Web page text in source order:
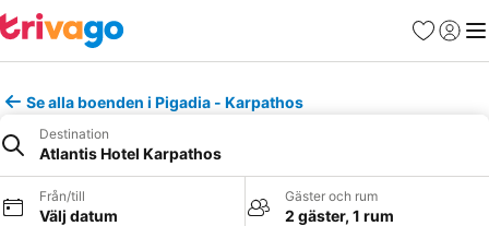
Favoriter
Logga
Se alla boenden i Pigadia - Karpathos
Destination
Atlantis Hotel Karpathos
Från/till
Välj datum
Gäster och rum
2 gäster, 1 rum